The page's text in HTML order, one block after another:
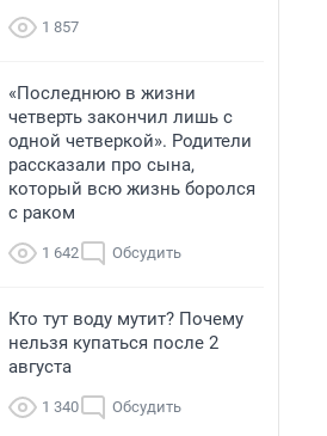
1 857
«Последнюю в жизни
четверть закончил лишь с
одной четверкой». Родители
рассказали про сына,
который всю жизнь боролся
с раком
1 642 Обсудить
Кто тут воду мутит? Почему
нельзя купаться после 2
августа
1 340 Обсудить